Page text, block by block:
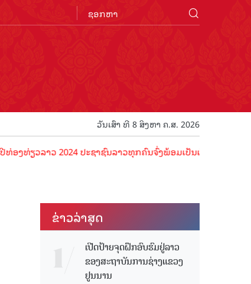
ວັນເສົາ ທີ 8 ສິງຫາ ຄ.ສ. 2026
າວ 2024 ປະຊາຊົນລາວທຸກຄົນຈົ່ງພ້ອມເປັນເຈົ້າພາບທີ່ດີ ຕ້ອນຮັບນັ
ຂ່າວ​ລ່າ​ສຸດ
ເປີດປ້າຍຈຸດຝຶກອົບຮົມຢູ່ລາວ
ຂອງສະຖາບັນການຊ່າງແຂວງ
ຢູນນານ